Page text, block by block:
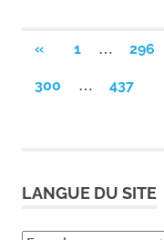
Pagination
des
«PREVIOUS
1 … 296
300 … 437
LANGUE DU SITE